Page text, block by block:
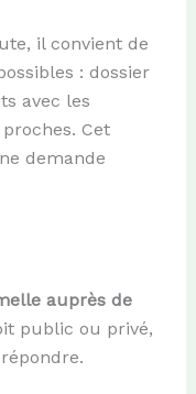
il convient de
: dossier
avec les
Cet
demande
auprès de
public ou privé,